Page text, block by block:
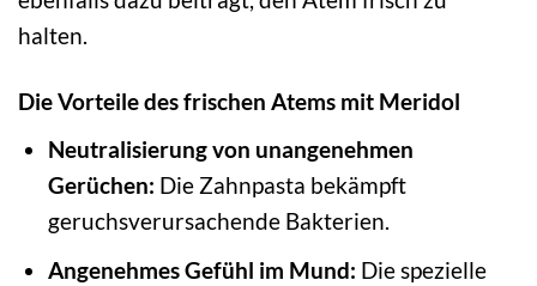
halten.
Die Vorteile des frischen Atems mit Meridol
Neutralisierung von unangenehmen
Gerüchen: Die Zahnpasta bekämpft
geruchsverursachende Bakterien.
Angenehmes Gefühl im Mund: Die spezielle